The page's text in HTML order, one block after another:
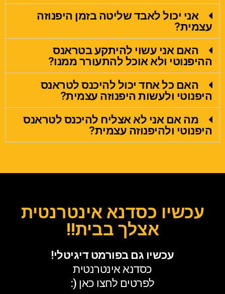
אני יכול לאבד שליטה בזמן היפנוזה
עצמית?
האם אני עשוי להיתקע בטראנס
ההיפנוטי ולא אוכל להתעורר ממנו?
האם כל אחד יכול להיכנס לטראנס
היפנוטי ולעשות היפנוזה עצמית?
מה אם אני לא אצליח להיכנס לטראנס
היפנוטי ולהיפנוזה עצמית?
עכשיו כסדנא אינטרנטית
אצלך בבית!!
עכשיו גם בפורמט דיגיטלי!
כסדנא אינטרנטית
לפרטים לחצו כאן (: